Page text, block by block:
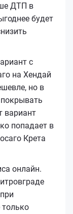
ДТП в
будет
с
на Хендай
но в
вариант
попадает в
Кретa
онлайн.
только